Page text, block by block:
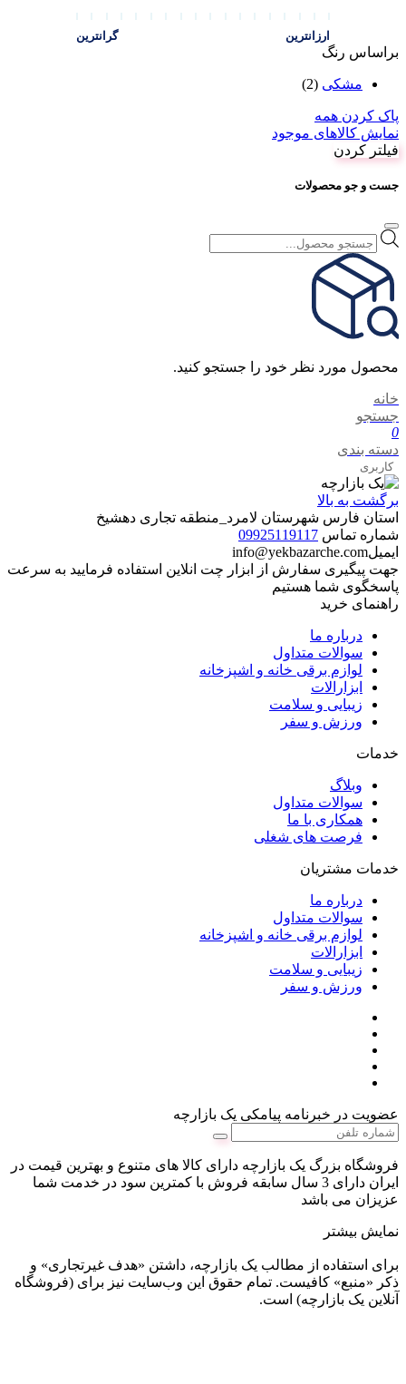
ارزانترین گرانترین
براساس رنگ
مشکی (2)
پاک کردن همه
نمایش کالاهای موجود
فیلتر کردن
جست و جو محصولات
Products
search
محصول مورد نظر خود را جستجو کنید.
خانه
جستجو
0
دسته بندی
کاربری
برگشت به بالا
استان فارس شهرستان لامرد_منطقه تجاری دهشیخ
شماره تماس 09925119117
ایمیلinfo@yekbazarche.com
جهت پیگیری سفارش از ابزار چت انلاین استفاده فرمایید به سرعت
پاسخگوی شما هستیم
راهنمای خرید
درباره ما
سوالات متداول
لوازم برقی خانه و اشپزخانه
ابزارالات
زیبایی و سلامت
ورزش و سفر
خدمات
وبلاگ
سوالات متداول
همکاری با ما
فرصت های شغلی
خدمات مشتریان
درباره ما
سوالات متداول
لوازم برقی خانه و اشپزخانه
ابزارالات
زیبایی و سلامت
ورزش و سفر
عضویت در خبرنامه پیامکی یک بازارچه
فروشگاه بزرگ یک بازارچه دارای کالا های متنوع و بهترین قیمت در
ایران دارای 3 سال سابقه فروش با کمترین سود در خدمت شما
عزیزان می باشد
نمایش بیشتر
برای استفاده از مطالب یک بازارچه، داشتن «هدف غیرتجاری» و
ذکر «منبع» کافیست. تمام حقوق اين وب‌سايت نیز برای (فروشگاه
آنلاین یک بازارچه) است.